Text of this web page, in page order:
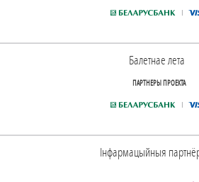
Балетнае лета
ПАРТНЕРЫ ПРОЕКТА
Інфармацыйныя